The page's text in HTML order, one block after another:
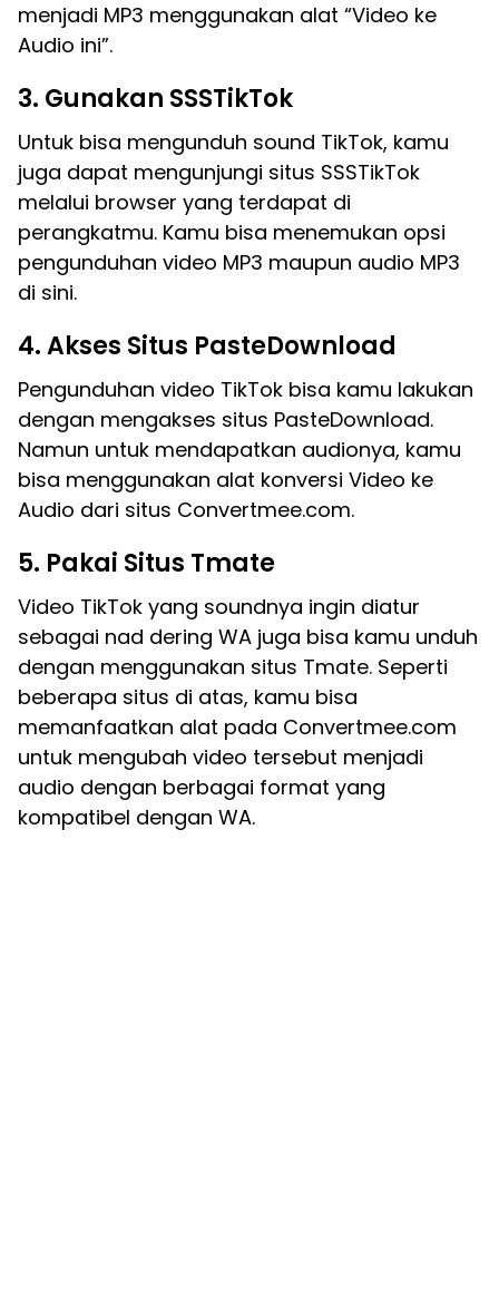
menjadi MP3 menggunakan alat “Video ke
Audio ini”.
3. Gunakan SSSTikTok
Untuk bisa mengunduh sound TikTok, kamu
juga dapat mengunjungi situs SSSTikTok
melalui browser yang terdapat di
perangkatmu. Kamu bisa menemukan opsi
pengunduhan video MP3 maupun audio MP3
di sini.
4. Akses Situs PasteDownload
Pengunduhan video TikTok bisa kamu lakukan
dengan mengakses situs PasteDownload.
Namun untuk mendapatkan audionya, kamu
bisa menggunakan alat konversi Video ke
Audio dari situs Convertmee.com.
5. Pakai Situs Tmate
Video TikTok yang soundnya ingin diatur
sebagai nad dering WA juga bisa kamu unduh
dengan menggunakan situs Tmate. Seperti
beberapa situs di atas, kamu bisa
memanfaatkan alat pada Convertmee.com
untuk mengubah video tersebut menjadi
audio dengan berbagai format yang
kompatibel dengan WA.